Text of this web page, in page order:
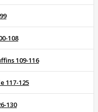
108
109-116
117-125
130